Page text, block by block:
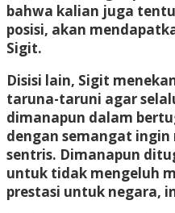
bahwa kalian juga
posisi, akan
Sigit.
Disisi lain, Sigit
taruna-taruni agar
dimanapun dalam
dengan semangat
sentris. Dimanapun
untuk tidak mengeluh
prestasi untuk negara,